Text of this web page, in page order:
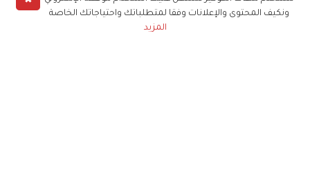
ونكيف المحتوى والإعلانات وفقا لمتطلباتك واحتياجاتك الخاصة
المزيد